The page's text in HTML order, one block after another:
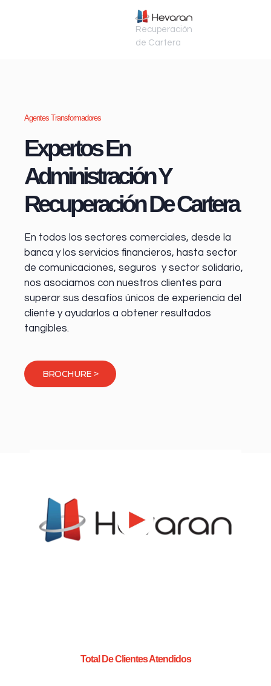
Recuperación
de Cartera
Agentes Transformadores
Expertos En
Administración Y
Recuperación De Cartera
En todos los sectores comerciales, desde la
banca y los servicios financieros, hasta sector
de comunicaciones, seguros y sector solidario,
nos asociamos con nuestros clientes para
superar sus desafíos únicos de experiencia del
cliente y ayudarlos a obtener resultados
tangibles.
BROCHURE >
Total De Clientes Atendidos